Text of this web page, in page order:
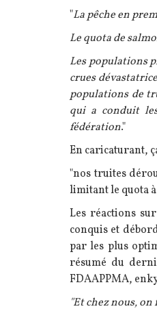
"La pêche en
Le quota de
Les populations
crues
populations de
qui a conduit
fédération."
En caricaturant,
"nos truites
limitant le quota à
Les réactions
conquis et
par les plus
résumé du
FDAAPPMA,
"Et chez nous,